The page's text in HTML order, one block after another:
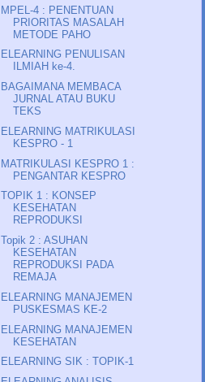
MPEL-4 : PENENTUAN
PRIORITAS MASALAH
METODE PAHO
ELEARNING PENULISAN
ILMIAH ke-4.
BAGAIMANA MEMBACA
JURNAL ATAU BUKU
TEKS
ELEARNING MATRIKULASI
KESPRO - 1
MATRIKULASI KESPRO 1 :
PENGANTAR KESPRO
TOPIK 1 : KONSEP
KESEHATAN
REPRODUKSI
Topik 2 : ASUHAN
KESEHATAN
REPRODUKSI PADA
REMAJA
ELEARNING MANAJEMEN
PUSKESMAS KE-2
ELEARNING MANAJEMEN
KESEHATAN
ELEARNING SIK : TOPIK-1